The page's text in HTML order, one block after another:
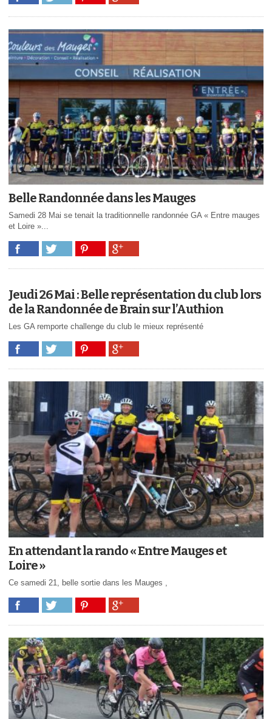
Belle Randonnée dans les Mauges
Samedi 28 Mai se tenait la traditionnelle randonnée GA « Entre mauges
et Loire »...
Jeudi 26 Mai : Belle représentation du club lors
de la Randonnée de Brain sur l’Authion
Les GA remporte challenge du club le mieux représenté
En attendant la rando « Entre Mauges et
Loire »
Ce samedi 21, belle sortie dans les Mauges ,